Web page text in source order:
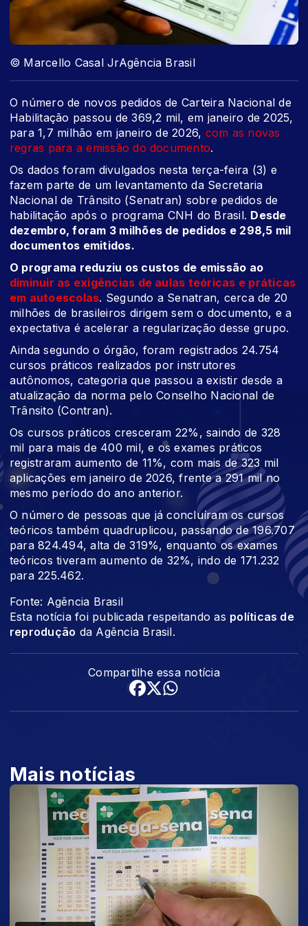
© Marcello Casal JrAgência Brasil
O número de novos pedidos de Carteira Nacional de
Habilitação passou de 369,2 mil, em janeiro de 2025,
para 1,7 milhão em janeiro de 2026, com as novas
regras para a emissão do documento.
Os dados foram divulgados nesta terça-feira (3) e
fazem parte de um levantamento da Secretaria
Nacional de Trânsito (Senatran) sobre pedidos de
habilitação após o programa CNH do Brasil. Desde
dezembro, foram 3 milhões de pedidos e 298,5 mil
documentos emitidos.
O programa reduziu os custos de emissão ao
diminuir as exigências de aulas teóricas e práticas
em autoescolas. Segundo a Senatran, cerca de 20
milhões de brasileiros dirigem sem o documento, e a
expectativa é acelerar a regularização desse grupo.
Ainda segundo o órgão, foram registrados 24.754
cursos práticos realizados por instrutores
autônomos, categoria que passou a existir desde a
atualização da norma pelo Conselho Nacional de
Trânsito (Contran).
Os cursos práticos cresceram 22%, saindo de 328
mil para mais de 400 mil, e os exames práticos
registraram aumento de 11%, com mais de 323 mil
aplicações em janeiro de 2026, frente a 291 mil no
mesmo período do ano anterior.
O número de pessoas que já concluíram os cursos
teóricos também quadruplicou, passando de 196.707
para 824.494, alta de 319%, enquanto os exames
teóricos tiveram aumento de 32%, indo de 171.232
para 225.462.
Fonte: Agência Brasil
Esta notícia foi publicada respeitando as políticas de
reprodução da Agência Brasil.
Compartilhe essa notícia
Mais notícias